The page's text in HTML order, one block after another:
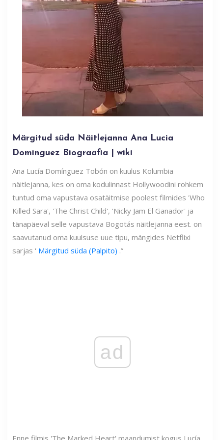
Märgitud süda Näitlejanna Ana Lucia
Dominguez Biograafia | wiki
Ana Lucía Domínguez Tobón on kuulus Kolumbia
näitlejanna, kes on oma kodulinnast Hollywoodini rohkem
tuntud oma vapustava osatäitmise poolest filmides 'Who
Killed Sara', 'The Christ Child', 'Nicky Jam El Ganador' ja
tänapäeval selle vapustava Bogotás näitlejanna eest. on
saavutanud oma kuulsuse uue tipu, mängides Netflixi
sarjas ' Märgitud süda (Palpito) .”
ad